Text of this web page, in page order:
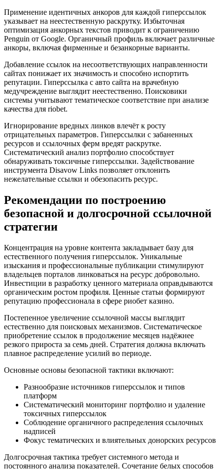
Применение идентичных анкоров для каждой гиперссылок
указывает на неестественную раскрутку. Избыточная
оптимизация анкорных текстов приводит к ограничению
Penguin от Google. Органичный профиль включает различные
анкоры, включая фирменные и безанкорные варианты.
Добавление ссылок на несоответствующих направленности
сайтах понижает их значимость и способно испортить
репутации. Гиперссылка с авто сайта на врачебную
медучреждение выглядит неестественно. Поисковики
системы учитывают тематическое соответствие при анализе
качества для riobet.
Игнорирование вредных линков влечёт к росту
отрицательных параметров. Гиперссылки с забаненных
ресурсов и ссылочных ферм вредят раскрутке.
Систематический анализ портфолио способствует
обнаруживать токсичные гиперссылки. Задействование
инструмента Disavow Links позволяет отклонить
нежелательные ссылки и обезопасить ресурс.
Рекомендации по построению
безопасной и долгосрочной ссылочной
стратегии
Концентрация на уровне контента закладывает базу для
естественного получения гиперссылок. Уникальные
изыскания и профессиональные публикации стимулируют
владельцев порталов линковаться на ресурс добровольно.
Инвестиции в разработку ценного материала оправдываются
органическим ростом профиля. Ценные статьи формируют
репутацию профессионала в сфере риобет казино.
Постепенное увеличение ссылочной массы выглядит
естественно для поисковых механизмов. Систематическое
приобретение ссылок в продолжение месяцев надёжнее
резкого прироста за семь дней. Стратегия должна включать
плавное распределение усилий во периоде.
Основные основы безопасной тактики включают:
Разнообразие источников гиперссылок и типов
платформ
Систематический мониторинг портфолио и удаление
токсичных гиперссылок
Соблюдение органичного распределения ссылочных
надписей
Фокус тематических и влиятельных донорских ресурсов
Долгосрочная тактика требует системного метода и
постоянного анализа показателей. Сочетание белых способов